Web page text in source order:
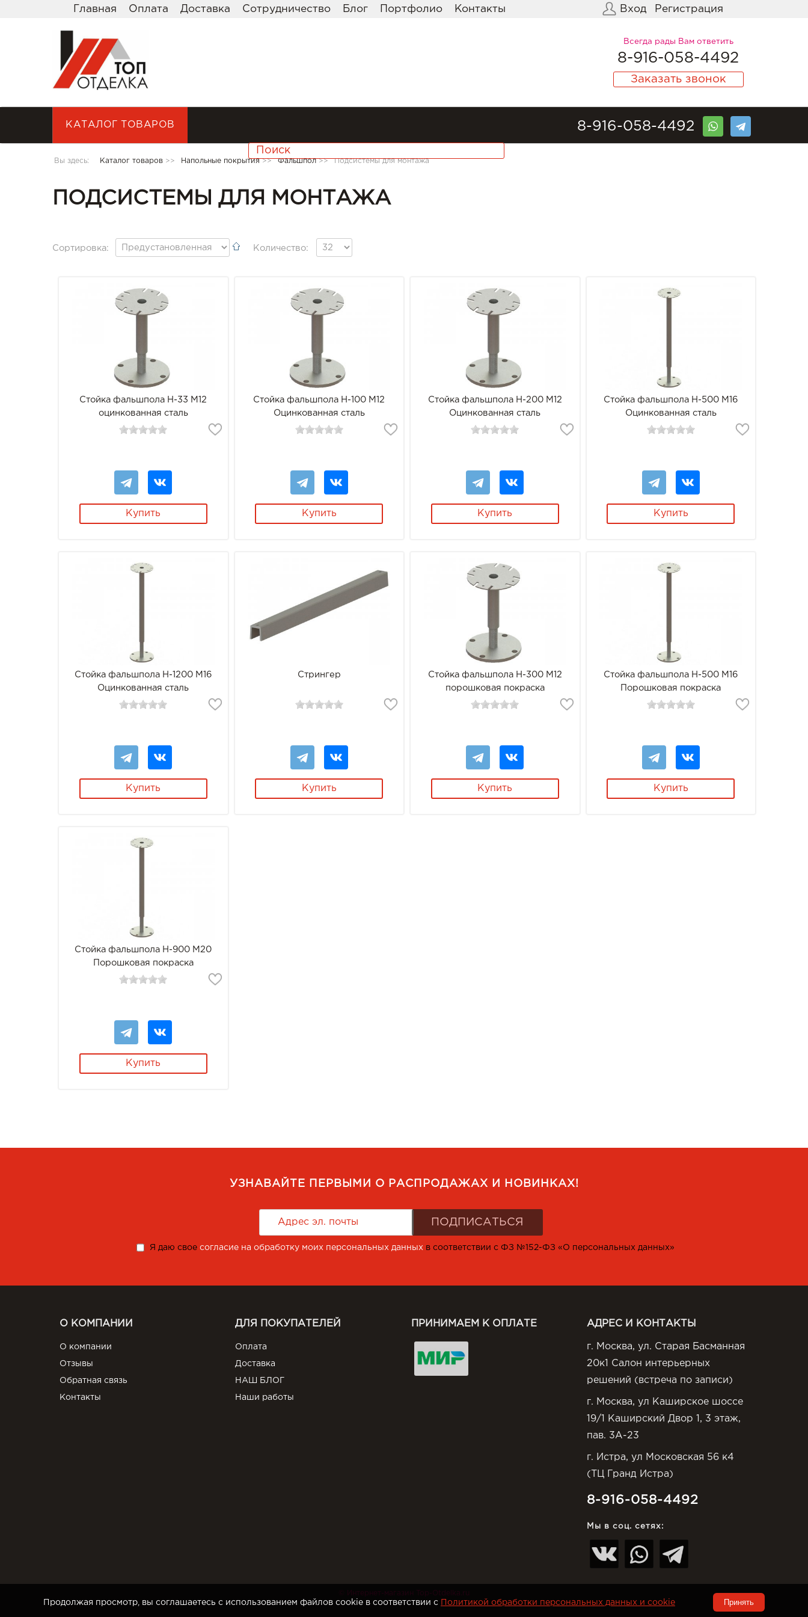
Главная Оплата Доставка Сотрудничество Блог Портфолио Контакты Вход Регистрация
Всегда рады Вам ответить
8-916-058-4492
Заказать звонок
КАТАЛОГ ТОВАРОВ 8-916-058-4492
Вы здесь: Каталог товаров >> Напольные покрытия >> Фальшпол >> Подсистемы для монтажа
ПОДСИСТЕМЫ ДЛЯ МОНТАЖА
Сортировка: Количество:
Стойка фальшпола Н-33 М12
оцинкованная сталь
Купить
Стойка фальшпола Н-100 М12
Оцинкованная сталь
Купить
Стойка фальшпола Н-200 М12
Оцинкованная сталь
Купить
Стойка фальшпола Н-500 М16
Оцинкованная сталь
Купить
Стойка фальшпола Н-1200 М16
Оцинкованная сталь
Купить
Стрингер
Купить
Стойка фальшпола Н-300 М12
порошковая покраска
Купить
Стойка фальшпола Н-500 М16
Порошковая покраска
Купить
Стойка фальшпола Н-900 М20
Порошковая покраска
Купить
УЗНАВАЙТЕ ПЕРВЫМИ О РАСПРОДАЖАХ И НОВИНКАХ!
Я даю свое согласие на обработку моих персональных данных в соответствии с ФЗ №152-ФЗ «О персональных данных»
О КОМПАНИИ
О компании
Отзывы
Обратная связь
Контакты
ДЛЯ ПОКУПАТЕЛЕЙ
Оплата
Доставка
НАШ БЛОГ
Наши работы
ПРИНИМАЕМ К ОПЛАТЕ АДРЕС И КОНТАКТЫ
г. Москва, ул. Старая Басманная
20к1 Салон интерьерных
решений (встреча по записи)
г. Москва, ул Каширское шоссе
19/1 Каширский Двор 1, 3 этаж,
пав. 3А-23
г. Истра, ул Московская 56 к4
(ТЦ Гранд Истра)
8-916-058-4492
Мы в соц. сетях:
© Интернет-магазин Top-Otdelka.ru
Продолжая просмотр, вы соглашаетесь с использованием файлов cookie в соответствии с Политикой обработки персональных данных и cookie Принять